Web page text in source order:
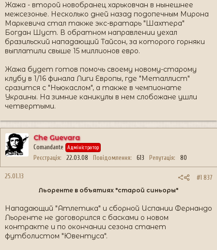
Жажа - второй новобранец харьковчан в нынешнее
межсезонье. Несколько дней назад подопечным Мирона
Маркевича стал также экс-вратарь "Шахтера"
Богдан Шуст. В обратном направлении уехал
бразильский нападающий Тайсон, за которого горняки
выплатили свыше 15 миллионов евро.
Жажа будет готов помочь своему новому-старому
клубу в 1/16 финала Лиги Европы, где "Металлист"
сразится с "Ньюкаслом", а также в чемпионате
Украины. На зимние каникулы в нем слобожане ушли
четвертыми.
Che Guevara
Comandante Адміністратор
Реєстрація 22.03.08 Повідомлення 613 Репутація 80
25.01.13
#1 837
Льоренте в объятиях "старой синьоры"
Нападающий "Атлетика" и сборной Испании Фернандо
Льоренте не договорился с басками о новом
контракте и по окончании сезона станет
футболистом "Ювентуса".